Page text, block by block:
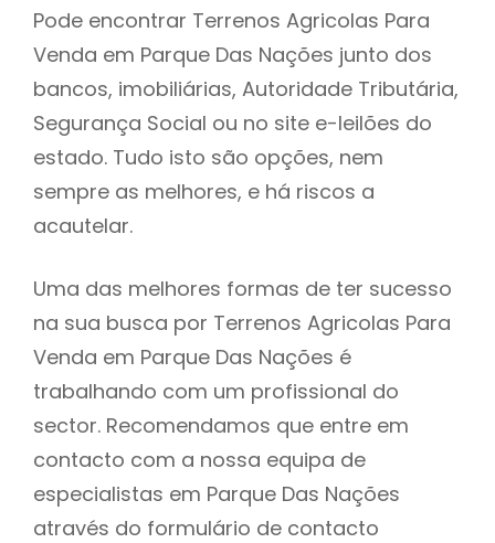
Pode encontrar Terrenos Agricolas Para
Venda em Parque Das Nações junto dos
bancos, imobiliárias, Autoridade Tributária,
Segurança Social ou no site e-leilões do
estado. Tudo isto são opções, nem
sempre as melhores, e há riscos a
acautelar.
Uma das melhores formas de ter sucesso
na sua busca por Terrenos Agricolas Para
Venda em Parque Das Nações é
trabalhando com um profissional do
sector. Recomendamos que entre em
contacto com a nossa equipa de
especialistas em Parque Das Nações
através do formulário de contacto